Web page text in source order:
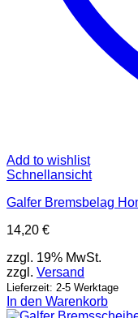
Add to wishlist
Schnellansicht
Galfer Bremsbelag
14,20 €
zzgl. 19% MwSt.
zzgl. Versand
Lieferzeit: 2-5 Werktage
In den Warenkorb